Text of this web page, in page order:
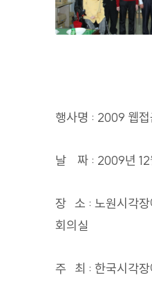
행사명 : 2009 웹접
날 짜 : 2009년 12
장 소 : 노원시각
회의실
주 최 : 한국시각장